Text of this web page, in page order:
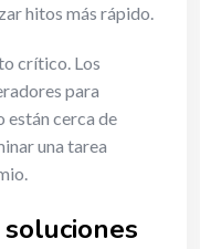
hitos más rápido.
crítico. Los
para
están cerca de
una tarea